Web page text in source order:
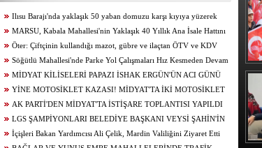
Ilısu Barajı'nda yaklaşık 50 yaban domuzu karşı kıyıya yüzerek
geçtiMARSU, Kabala Mahallesi'nin Yaklaşık 40 Yıllık Ana İsale Hattını
Yeniliyor
Öter: Çiftçinin kullandığı mazot, gübre ve ilaçtan ÖTV ve KDV
alınmamalı
Söğütlü Mahallesi'nde Parke Yol Çalışmaları Hız Kesmeden Devam
EdiyorMİDYAT KİLİSELERİ PAPAZI İSHAK ERGÜN'ÜN ACI GÜNÜ
YİNE MOTOSİKLET KAZASI! MİDYAT'TA İKİ MOTOSİKLET
ÇARPIŞTI: 1 YARALI
AK PARTİ'DEN MİDYAT'TA İSTİŞARE TOPLANTISI YAPILDI
LGS ŞAMPİYONLARI BELEDİYE BAŞKANI VEYSİ ŞAHİN'İN
KONUĞU OLDU
İçişleri Bakan Yardımcısı Ali Çelik, Mardin Valiliğini Ziyaret Etti